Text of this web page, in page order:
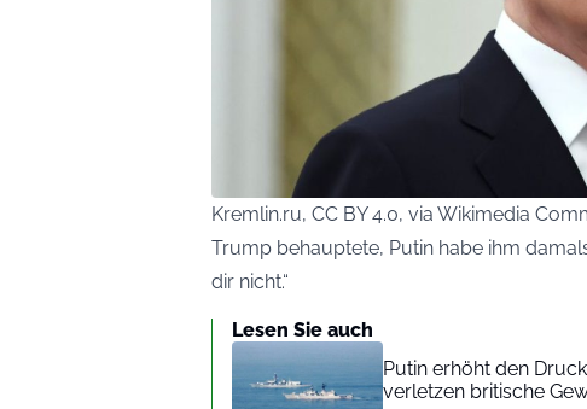
Kremlin.ru, CC BY 4.0, via Wikimedia
Trump behauptete, Putin habe ihm
dir nicht.“
Lesen Sie auch
Putin erhöht den
verletzen britische